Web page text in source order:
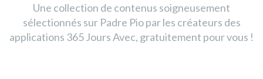
Une collection de contenus soigneusement
sélectionnés sur Padre Pio par les créateurs des
applications 365 Jours Avec, gratuitement pour vous !